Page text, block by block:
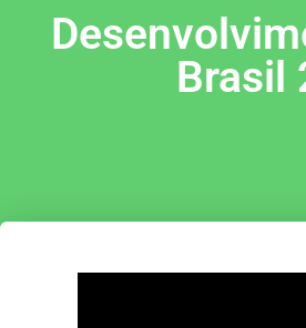
Brasil